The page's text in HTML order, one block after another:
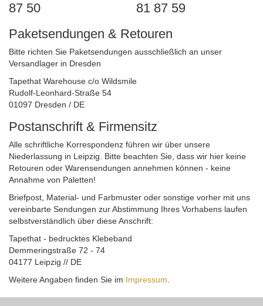
87 50
81 87 59
Paketsendungen & Retouren
Bitte richten Sie Paketsendungen ausschließlich an unser
Versandlager in Dresden
Tapethat Warehouse c/o Wildsmile
Rudolf-Leonhard-Straße 54
01097 Dresden / DE
Postanschrift & Firmensitz
Alle schriftliche Korrespondenz führen wir über unsere
Niederlassung in Leipzig. Bitte beachten Sie, dass wir hier keine
Retouren oder Warensendungen annehmen können - keine
Annahme von Paletten!
Briefpost, Material- und Farbmuster oder sonstige vorher mit uns
vereinbarte Sendungen zur Abstimmung Ihres Vorhabens laufen
selbstverständlich über diese Anschrift:
Tapethat - bedrucktes Klebeband
Demmeringstraße 72 - 74
04177 Leipzig // DE
Weitere Angaben finden Sie im Impressum